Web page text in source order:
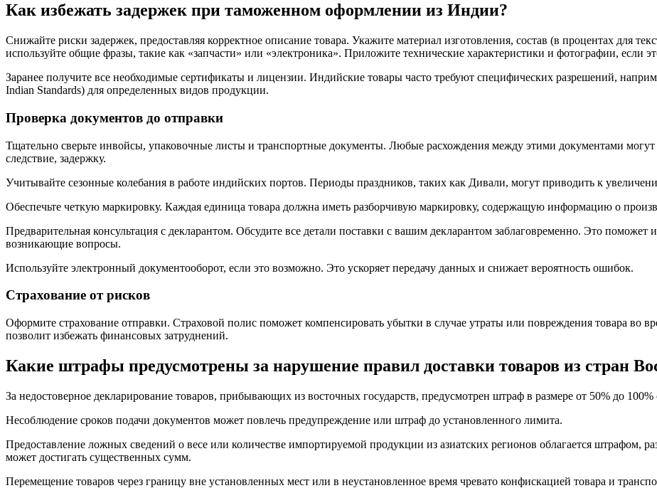
Как избежать задержек при таможенном оформлении из Индии?
Снижайте риски задержек, предоставляя корректное описание товара. Укажите материал изготовления, состав (в процентах для
используйте общие фразы, такие как «запчасти» или «электроника». Приложите технические характеристики и фотографии, если
Заранее получите все необходимые сертификаты и лицензии. Индийские товары часто требуют специфических разрешений,
Indian Standards) для определенных видов продукции.
Проверка документов до отправки
Тщательно сверьте инвойсы, упаковочные листы и транспортные документы. Любые расхождения между этими документами
следствие, задержку.
Учитывайте сезонные колебания в работе индийских портов. Периоды праздников, таких как Дивали, могут приводить к
Обеспечьте четкую маркировку. Каждая единица товара должна иметь разборчивую маркировку, содержащую информацию о
Предварительная консультация с декларантом. Обсудите все детали поставки с вашим декларантом заблаговременно. Это
возникающие вопросы.
Используйте электронный документооборот, если это возможно. Это ускоряет передачу данных и снижает вероятность ошибок.
Страхование от рисков
Оформите страхование отправки. Страховой полис поможет компенсировать убытки в случае утраты или повреждения товара во
позволит избежать финансовых затруднений.
Какие штрафы предусмотрены за нарушение правил доставки товаров из стран
За недостоверное декларирование товаров, прибывающих из восточных государств, предусмотрен штраф в размере от 50% до
Несоблюдение сроков подачи документов может повлечь предупреждение или штраф до установленного лимита.
Предоставление ложных сведений о весе или количестве импортируемой продукции из азиатских регионов облагается штрафом,
может достигать существенных сумм.
Перемещение товаров через границу вне установленных мест или в неустановленное время чревато конфискацией товара и